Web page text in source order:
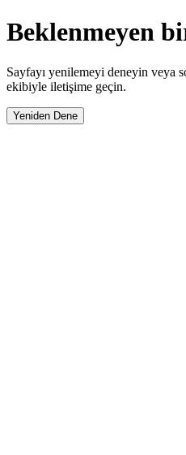
Beklenmeyen
Sayfayı yenilemeyi deneyin veya
ekibiyle iletişime geçin.
Yeniden Dene